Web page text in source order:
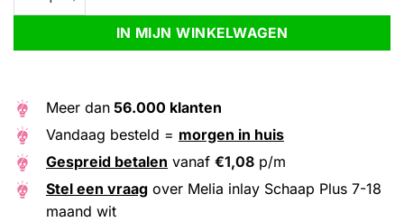
IN MIJN WINKELWAGEN
Meer dan 56.000 klanten
Vandaag besteld = morgen in huis
Gespreid betalen vanaf €1,08 p/m
Stel een vraag over Melia inlay Schaap Plus 7-18
maand wit